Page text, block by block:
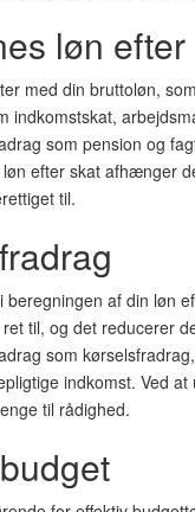
løn efter
med din bruttoløn,
indkomstskat,
som pension og
efter skat afhænger
til.
af din løn
til, og det reducerer
som
indkomst. Ved
til rådighed.